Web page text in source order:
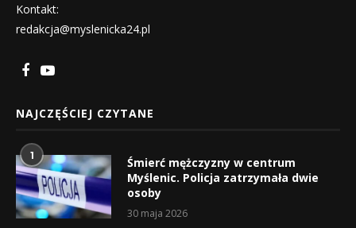
Kontakt:
redakcja@myslenicka24.pl
NAJCZĘŚCIEJ CZYTANE
1
Śmierć mężczyzny w centrum
Myślenic. Policja zatrzymała dwie
osoby
30 maja 2026